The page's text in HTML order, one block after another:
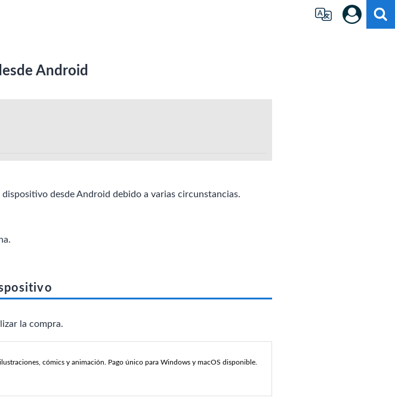
Android
desde Android debido a varias circunstancias.
la compra.
cómics y animación. Pago único para Windows y macOS disponible.